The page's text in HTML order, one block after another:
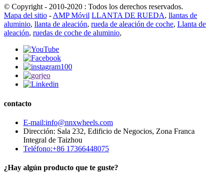
© Copyright - 2010-2020 : Todos los derechos reservados.
Mapa del sitio - AMP Móvil LLANTA DE RUEDA, llantas de
aluminio, llanta de aleación, rueda de aleación de coche, Llanta de
aleación, ruedas de coche de aluminio,
contacto
E-mail:info@nnxwheels.com
Dirección: Sala 232, Edificio de Negocios, Zona Franca
Integral de Taizhou
Teléfono:+86 17366448075
¿Hay algún producto que te guste?